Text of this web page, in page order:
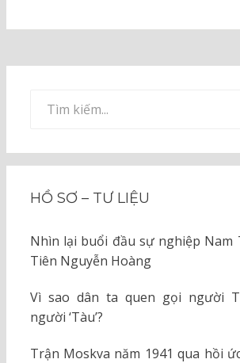
kiếm
HỒ SƠ – TƯ LIỆU
Nhìn lại buổi đầu sự nghiệp Nam
Tiên Nguyễn Hoàng
Vì sao dân ta quen gọi người
người ‘Tàu’?
Trận Moskva năm 1941 qua hồi